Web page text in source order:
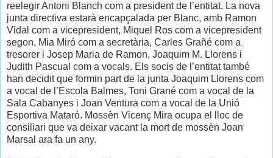
reelegir Antoni Blanch com a president de l’entitat. La nova
junta directiva estarà encapçalada per Blanc, amb Ramon
Vidal com a vicepresident, Miquel Ros com a vicepresident
segon, Mia Miró com a secretària, Carles Grañé com a
tresorer i Josep Maria de Ramon, Joaquim M. Llorens i
Judith Pascual com a vocals. Els socis de l’entitat també
han decidit que formin part de la junta Joaquim Llorens com
a vocal de l’Escola Balmes, Toni Grané com a vocal de la
Sala Cabanyes i Joan Ventura com a vocal de la Unió
Esportiva Mataró. Mossèn Vicenç Mira ocupa el lloc de
consiliari que va deixar vacant la mort de mossèn Joan
Marsal ara fa un any.